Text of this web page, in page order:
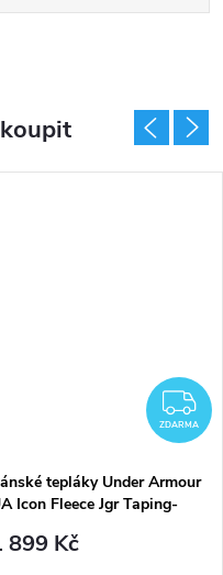
ZDARMA
tepláky Under Armour
Icon Fleece Jgr Taping-
899 Kč